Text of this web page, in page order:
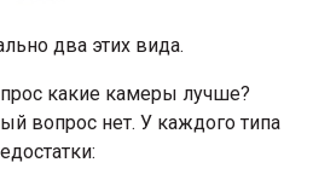
два этих вида.
какие камеры лучше?
вопрос нет. У каждого типа